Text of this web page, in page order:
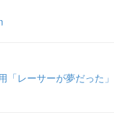
レーサーが夢だった」